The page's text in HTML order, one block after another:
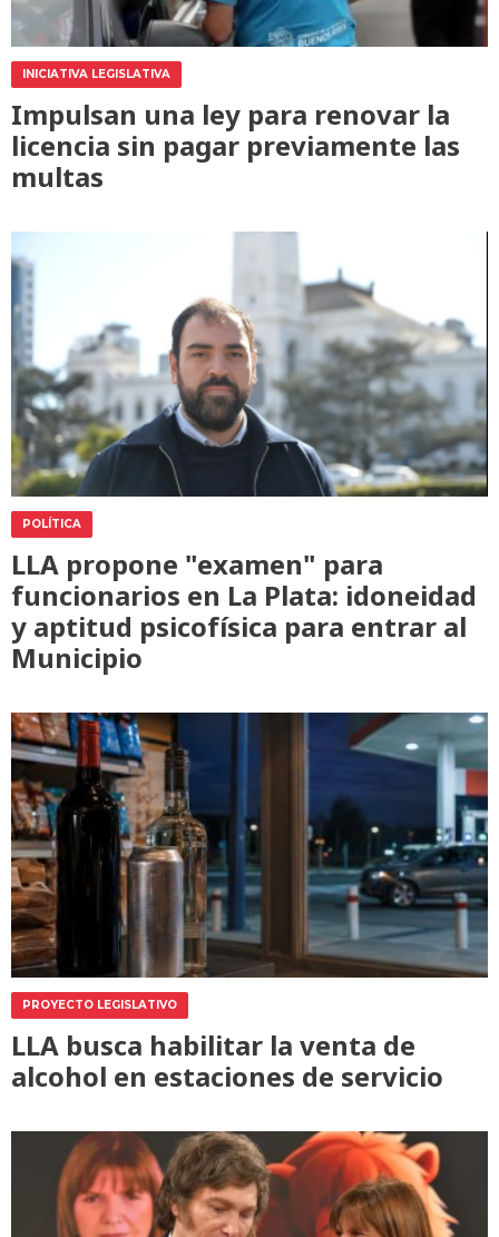
INICIATIVA LEGISLATIVA
Impulsan una ley para renovar la
licencia sin pagar previamente las
multas
POLÍTICA
LLA propone "examen" para
funcionarios en La Plata: idoneidad
y aptitud psicofísica para entrar al
Municipio
PROYECTO LEGISLATIVO
LLA busca habilitar la venta de
alcohol en estaciones de servicio